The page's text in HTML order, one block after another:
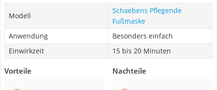
Modell
Schaebens Pflegende
Fußmaske
Anwendung
Besonders einfach
Einwirkzeit
15 bis 20 Minuten
Vorteile Nachteile